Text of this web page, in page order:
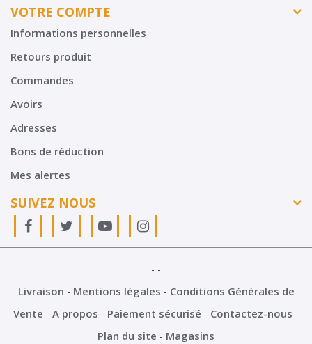
VOTRE COMPTE
Informations personnelles
Retours produit
Commandes
Avoirs
Adresses
Bons de réduction
Mes alertes
SUIVEZ NOUS
Livraison Mentions légales
Conditions Générales de
Vente
A propos Paiement sécurisé
Contactez-nous
Plan du site
Magasins